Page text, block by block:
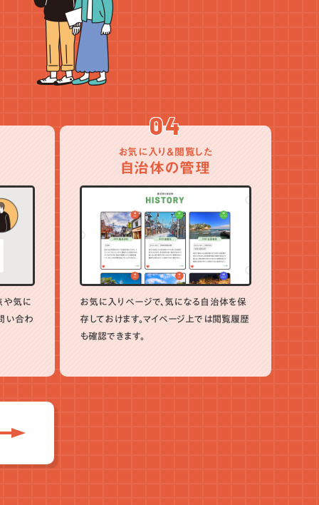
や気に
い合わ
04
お気に入り＆閲覧した
自治体の管理
お気に入りページで、気になる自治体を保
存しておけます。マイページ上では閲覧履歴
も確認できます。